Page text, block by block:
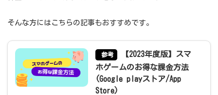
そんな方にはこちらの記事もおすすめです。
参考
【2023年度版】スマ
ホゲームのお得な課金方法
(Google playストア/App
Store)